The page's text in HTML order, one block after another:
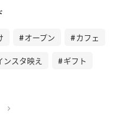
オープン カフェ
ンスタ映え ギフト